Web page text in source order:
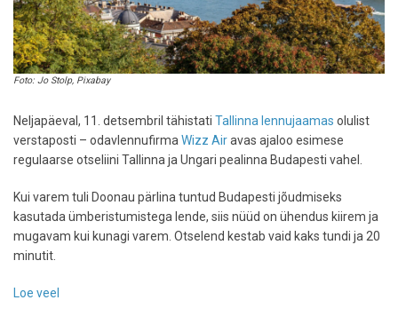
reedene
juustuburger
Foto: Jo Stolp, Pixabay
Neljapäeval, 11. detsembril tähistati Tallinna lennujaamas olulist
verstaposti – odavlennufirma Wizz Airavas ajaloo esimese
regulaarse otseliini Tallinna ja Ungari pealinna Budapesti vahel.
Kui varem tuli Doonau pärlina tuntud Budapesti jõudmiseks
kasutada ümberistumistega lende, siis nüüd on ühendus kiirem ja
mugavam kui kunagi varem. Otselend kestab vaid kaks tundi ja 20
minutit.
Loe veel